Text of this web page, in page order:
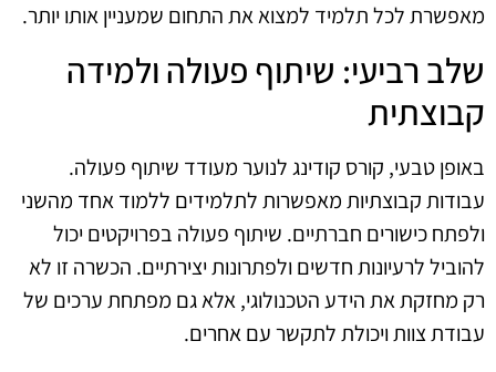
מאפשרת לכל תלמיד למצוא את התחום שמעניין אותו יותר.
שלב רביעי: שיתוף פעולה ולמידה
קבוצתית
באופן טבעי, קורס קודינג לנוער מעודד שיתוף פעולה.
עבודות קבוצתיות מאפשרות לתלמידים ללמוד אחד מהשני
ולפתח כישורים חברתיים. שיתוף פעולה בפרויקטים יכול
להוביל לרעיונות חדשים ולפתרונות יצירתיים. הכשרה זו לא
רק מחזקת את הידע הטכנולוגי, אלא גם מפתחת ערכים של
עבודת צוות ויכולת לתקשר עם אחרים.